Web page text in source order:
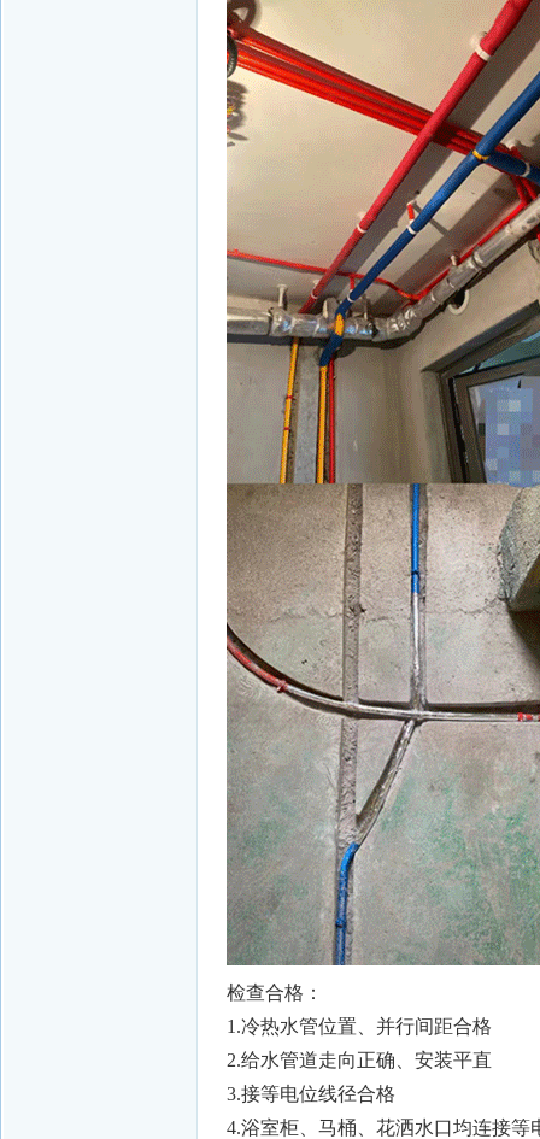
检查合格：
1.冷热水管位置、并行间距合格
2.给水管道走向正确、安装平直
3.接等电位线径合格
4.浴室柜、马桶、花洒水口均连接等